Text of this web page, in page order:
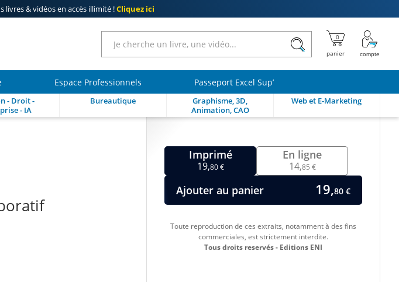
livres & vidéos en accès illimité !Cliquez ici
Espace Professionnels Passeport Excel Sup’
- Droit -
- IA
Bureautique
Graphisme, 3D,
Animation, CAO
Web et E-Marketing
Imprimé
19,80 €
En ligne
14,85 €
Ajouter au panier 19,80 €
Toute reproduction de ces extraits, notamment à des fins
commerciales, est strictement interdite.
Tous droits reservés - Editions ENI